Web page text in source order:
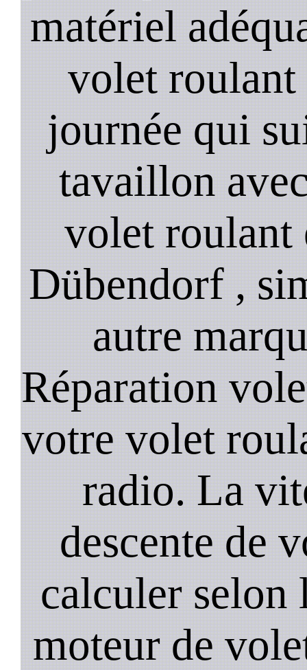
matériel
volet roulant
journée qui
tavaillon
volet roulant
Dübendorf ,
autre
Réparation
votre volet
radio. La
descente de
calculer selon
moteur de